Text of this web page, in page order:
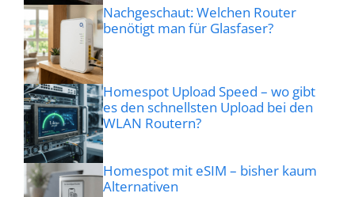
Nachgeschaut: Welchen Router
benötigt man für Glasfaser?
Homespot Upload Speed – wo gibt
es den schnellsten Upload bei den
WLAN Routern?
Homespot mit eSIM – bisher kaum
Alternativen